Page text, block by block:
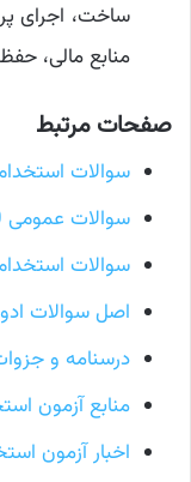
ساخت، اجرای
منابع مالی،
صفحات مرتبط
سوالات
سوالات عمومی 10 سال اخیر
سوالات
اصل سوالات
درسنامه و
منابع آزمون
اخبار آزمون